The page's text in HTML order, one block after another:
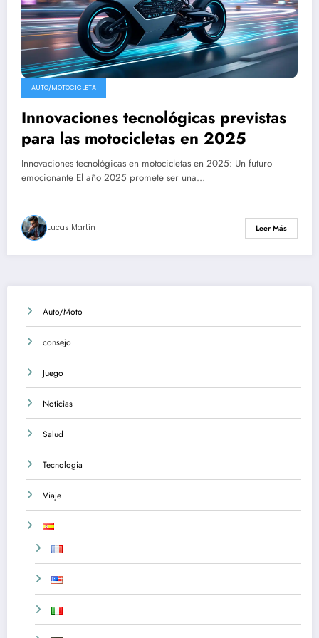
AUTO/MOTOCICLETA
Innovaciones tecnológicas previstas
para las motocicletas en 2025
Innovaciones tecnológicas en motocicletas en 2025: Un futuro
emocionante El año 2025 promete ser una…
Lucas Martin Leer Más
Auto/Moto
consejo
Juego
Noticias
Salud
Tecnologia
Viaje